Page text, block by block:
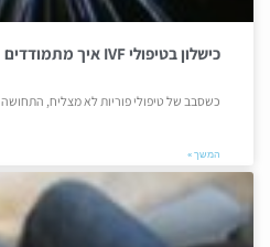
כישלון בטיפולי IVF איך מתמודדים
כשסבב של טיפולי פוריות לא מצליח,
המשך »